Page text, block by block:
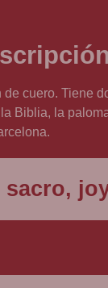
cuero.
Biblia, la